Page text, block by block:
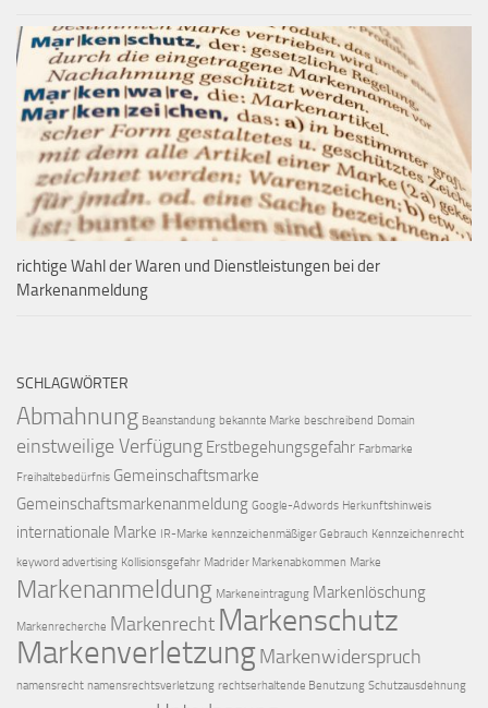
richtige Wahl der Waren und Dienstleistungen bei der
Markenanmeldung
SCHLAGWÖRTER
Abmahnung Beanstandung bekannte Marke beschreibend Domain
einstweilige Verfügung Erstbegehungsgefahr Farbmarke
Freihaltebedürfnis Gemeinschaftsmarke
Gemeinschaftsmarkenanmeldung Google-Adwords Herkunftshinweis
internationale Marke IR-Marke kennzeichenmäßiger Gebrauch Kennzeichenrecht
keyword advertising Kollisionsgefahr Madrider Markenabkommen Marke
Markenanmeldung Markeneintragung Markenlöschung
Markenrecherche Markenrecht Markenschutz
MarkenverletzungMarkenwiderspruch
namensrecht namensrechtsverletzung rechtserhaltende Benutzung Schutzausdehnung